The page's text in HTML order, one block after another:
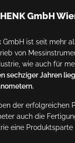
GmbH
GmbH ist seit mehr
von
wie auch für
sechziger Jahren
der erfolgreichen
auch die
eine Produktsparte